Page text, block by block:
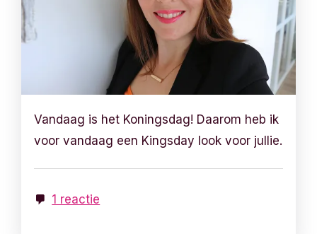
Vandaag is het Koningsdag! Daarom heb ik
voor vandaag een Kingsday look voor jullie.
1 reactie